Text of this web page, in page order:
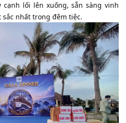
lối lên xuống, sẵn sàng vinh
nhất trong đêm tiệc.